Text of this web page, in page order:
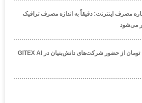
مصرف اینترنت: دقیقاً به اندازه مصرف ترافیک
می‌شود
حمایت تا سقف ۴۵۰ میلیون تومان از حضور شرکت‌های دانش‌بنیان در GITEX AI